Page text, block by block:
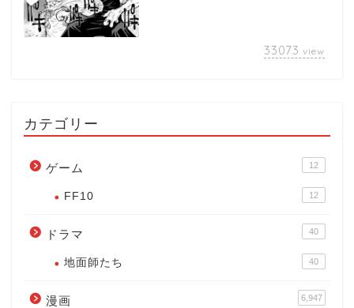
33073 view
カテゴリー
ゲーム 12
FF10 12
ドラマ 40
地面師たち 40
漫画 6,947